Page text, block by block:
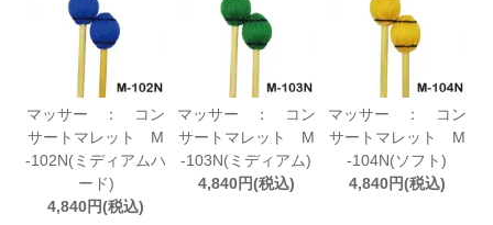
マッサー ： コン
サートマレット M
-102N(ミディアムハ
ード)
4,840円(税込)
マッサー ： コン
サートマレット M
-103N(ミディアム)
4,840円(税込)
マッサー ： コン
サートマレット M
-104N(ソフト)
4,840円(税込)